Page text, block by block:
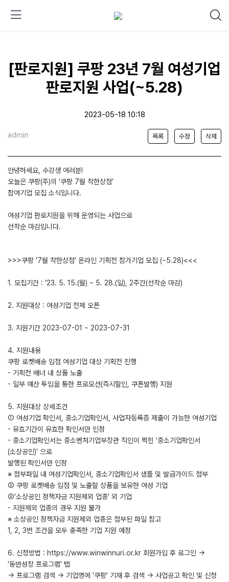
[판로지원] 쿠팡 23년 7월 여성기업
판로지원 사업(~5.28)
2023-05-18 10:18
admin 목록 수정 삭제
안녕하세요, 수강생 여러분!
오늘은 쿠팡(주)의 ‘쿠팡 7월 착한상점’
참여기업 모집 소식입니다.
여성기업 판로지원을 위해 운영되는 사업으로
선착순 마감입니다.
>>>쿠팡 '7월 착한상점’ 온라인 기획전 참가기업 모집 (~5.28)<<<
1. 모집기간 : ’23. 5. 15.(월) ~ 5. 28.(일), 2주간(선착순 마감)
2. 지원대상 : 여성기업 전체 오픈
3. 지원기간 2023-07-01 ~ 2023-07-31
4. 지원내용
쿠팡 로켓배송 입점 여성기업 대상 기획전 진행
- 기획전 배너 내 상품 노출
- 일부 예산 투입을 통한 프로모션(즉시할인, 쿠폰발행) 지원
5. 지원대상 상세조건
① 여성기업 확인서, 중소기업확인서, 사업자등록증 제출이 가능한 여성기업
- 유효기간이 유효한 확인서만 인정
- 중소기업확인서는 중소벤처기업부장관 직인이 찍힌 '중소기업확인서
(소상공인)' 으로
발행된 확인서만 인정
※ 첨부파일 내 여성기업확인서, 중소기업확인서 샘플 및 발급가이드 첨부
② 쿠팡 로켓배송 입점 및 노출할 상품을 보유한 여성 기업
③'소상공인 정책자금 지원제외 업종' 외 기업
- 지원제외 업종의 경우 지원 불가
※ 소상공인 정책자금 지원제외 업종은 첨부된 파일 참고
1, 2, 3번 조건을 모두 충족한 기업 지원 예정
6. 신청방법 : https://www.winwinnuri.or.kr 회원가입 후 로그인 →
'동반성장 프로그램' 탭
→ 프로그램 검색 → 기업명에 '쿠팡' 기재 후 검색 → 사업공고 확인 및 신청